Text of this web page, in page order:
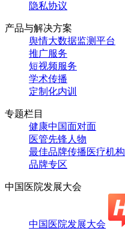
隐私协议
产品与解决方案
舆情大数据监测平台
推广服务
短视频服务
学术传播
定制化内训
专题栏目
健康中国面对面
医管先锋人物
最佳品牌传播医疗机构
品牌专区
中国医院发展大会
中国医院发展大会